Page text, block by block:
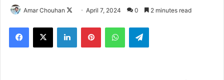
Amar Chouhan
FollowApril 7, 2024 0 2 minutes read
Facebook
X LinkedInPinterestWhatsAppTelegram